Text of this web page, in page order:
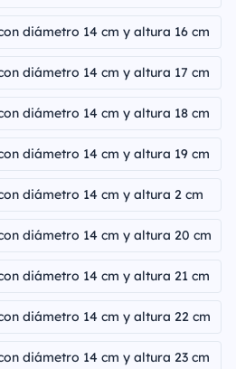
diámetro 14 cm y altura 16 cm
diámetro 14 cm y altura 17 cm
diámetro 14 cm y altura 18 cm
diámetro 14 cm y altura 19 cm
diámetro 14 cm y altura 2 cm
diámetro 14 cm y altura 20 cm
diámetro 14 cm y altura 21 cm
diámetro 14 cm y altura 22 cm
diámetro 14 cm y altura 23 cm